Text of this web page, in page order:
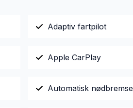
Adaptiv fartpilot
Apple CarPlay
Automatisk nødbremse